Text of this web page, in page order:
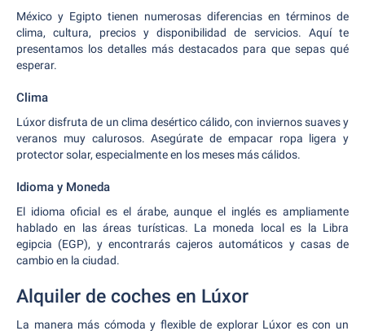
México y Egipto tienen numerosas diferencias en términos de
clima, cultura, precios y disponibilidad de servicios. Aquí te
presentamos los detalles más destacados para que sepas qué
esperar.
Clima
Lúxor disfruta de un clima desértico cálido, con inviernos suaves y
veranos muy calurosos. Asegúrate de empacar ropa ligera y
protector solar, especialmente en los meses más cálidos.
Idioma y Moneda
El idioma oficial es el árabe, aunque el inglés es ampliamente
hablado en las áreas turísticas. La moneda local es la Libra
egipcia (EGP), y encontrarás cajeros automáticos y casas de
cambio en la ciudad.
Alquiler de coches en Lúxor
La manera más cómoda y flexible de explorar Lúxor es con un